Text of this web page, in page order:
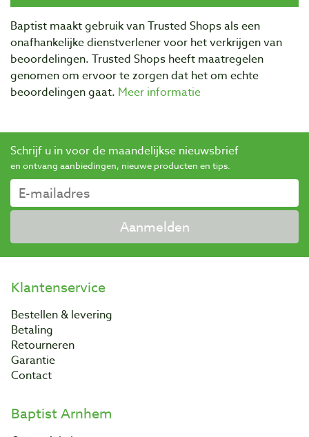
Baptist maakt gebruik van Trusted Shops als een
onafhankelijke dienstverlener voor het verkrijgen van
beoordelingen. Trusted Shops heeft maatregelen
genomen om ervoor te zorgen dat het om echte
beoordelingen gaat. Meer informatie
Schrijf u in voor de maandelijkse nieuwsbrief
en ontvang aanbiedingen, nieuwe producten en tips.
Aanmelden
Klantenservice
Bestellen & levering
Betaling
Retourneren
Garantie
Contact
Baptist Arnhem